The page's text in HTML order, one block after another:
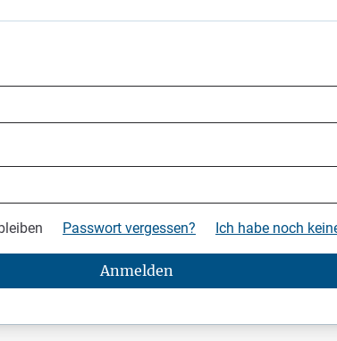
Passwort vergessen? Ich habe noch
Anmelden